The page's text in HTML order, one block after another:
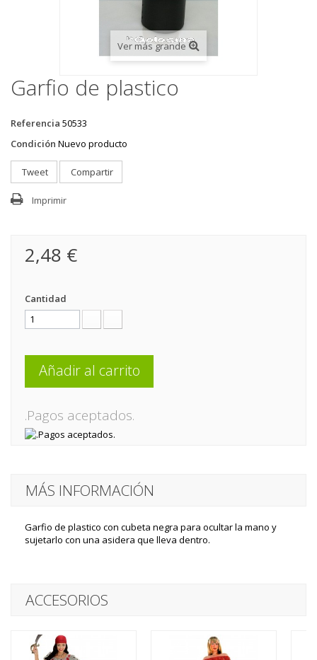
Ver más grande
Garfio de plastico
Referencia 50533
Condición Nuevo producto
Tweet Compartir
Imprimir
2,48 €
Cantidad
Añadir al carrito
.Pagos aceptados.
MÁS INFORMACIÓN
Garfio de plastico con cubeta negra para ocultar la mano y
sujetarlo con una asidera que lleva dentro.
ACCESORIOS